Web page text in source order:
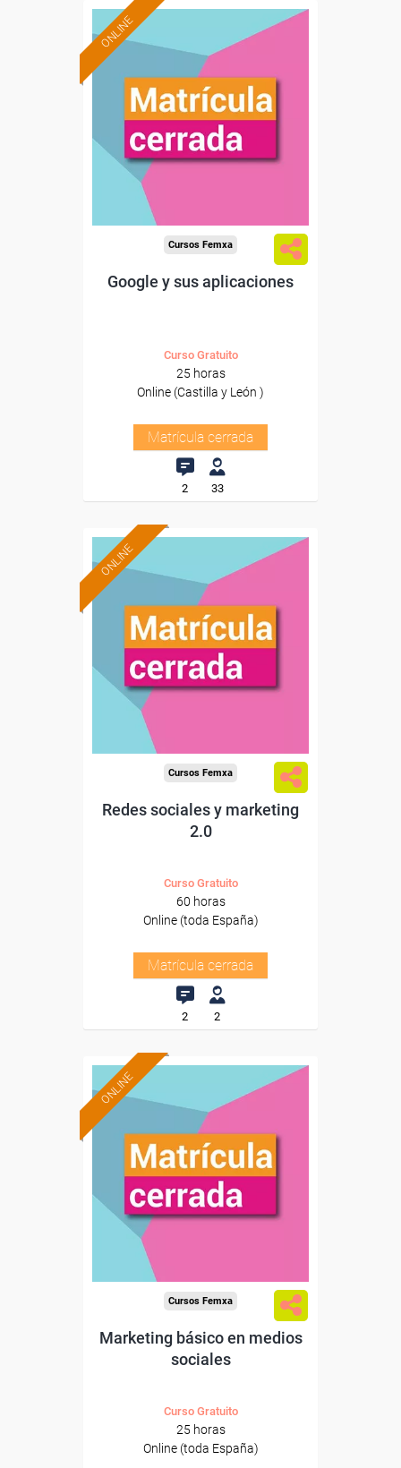
ONLINE
Cursos Femxa
Google y sus aplicaciones
Curso Gratuito
25 horas
Online (Castilla y León )
Matrícula cerrada
2 33
ONLINE
Cursos Femxa
Redes sociales y marketing
2.0
Curso Gratuito
60 horas
Online (toda España)
Matrícula cerrada
2 2
ONLINE
Cursos Femxa
Marketing básico en medios
sociales
Curso Gratuito
25 horas
Online (toda España)